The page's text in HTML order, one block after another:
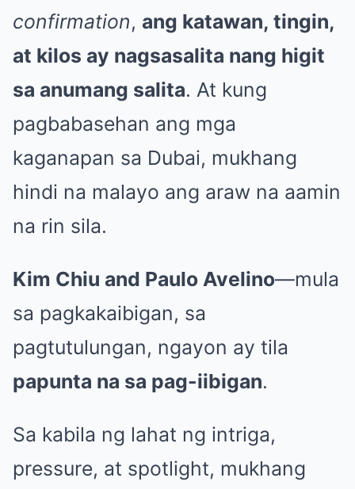
confirmation, ang katawan, tingin,
at kilos ay nagsasalita nang higit
sa anumang salita. At kung
pagbabasehan ang mga
kaganapan sa Dubai, mukhang
hindi na malayo ang araw na aamin
na rin sila.
Kim Chiu and Paulo Avelino—mula
sa pagkakaibigan, sa
pagtutulungan, ngayon ay tila
papunta na sa pag-iibigan.
Sa kabila ng lahat ng intriga,
pressure, at spotlight, mukhang